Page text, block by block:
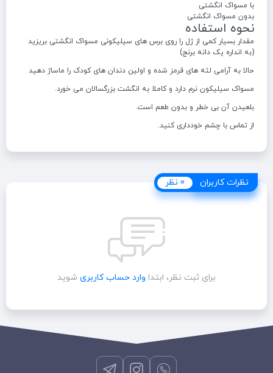
با مسواک انگشتی
بدون مسواک انگشتی
نحوه استفاده
مقدار بسیار کمی از ژل را روی برس های سیلیکونی مسواک انگشتی بریزید
(به انداره یک دانه برنج)
حالا به آرامی لثه های قرمز شده و اولین دندان های کودک را ماساژ دهید
مسواک سیلیکون نرم دارد و کاملا به انگشت بزرگسالان می خورد.
بلعیدن آن بی خطر و بدون طعم است.
از تماس با چشم خودداری کنید.
نظرات کاربران
نظرات کاربران 0 نظر
برای ثبت نظر، ابتدا وارد حساب کاربری شوید